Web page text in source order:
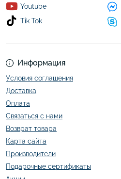
Информация
Условия соглашения
Доставка
Оплата
Связаться с нами
Возврат товара
Карта сайта
Производители
Подарочные сертификаты
Youtube
Tik Tok